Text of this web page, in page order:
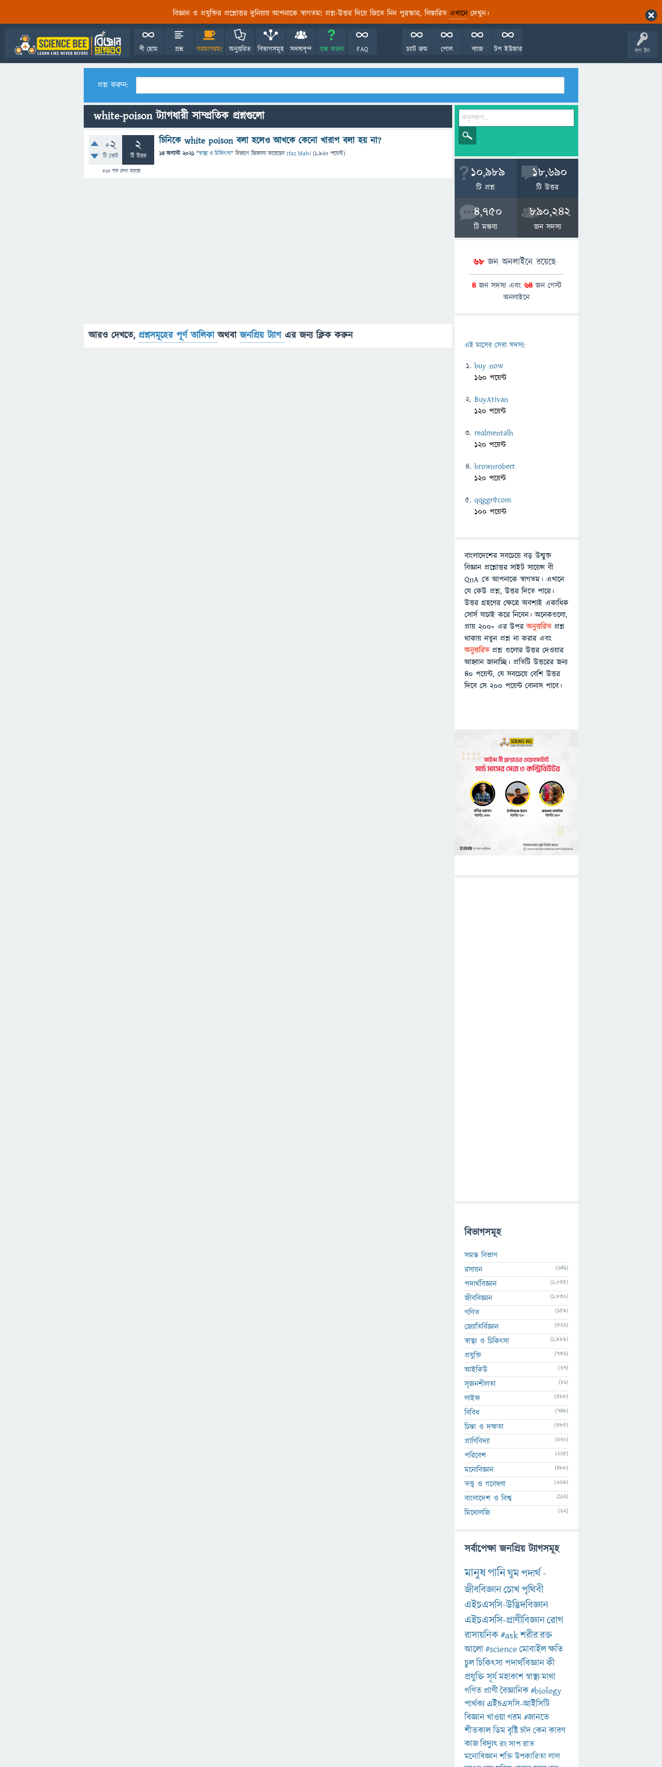
বিজ্ঞান ও প্রযুক্তির প্রশ্নোত্তর দুনিয়ায় আপনাকে স্বাগতম! প্রশ্ন-উত্তর দিয়ে জিতে নিন পুরস্কার, বিস্তারিত এখানেদেখুন।
লগ ইন
বী হোম প্রশ্ন গরমাগরম! অনুত্তরিত বিভাগসমূহ সদস্যবৃন্দ প্রশ্ন করুন FAQ টপ ইউজার
ব্যাজ
পোল
চ্যাট রুম
প্রশ্ন করুন:
white-poison ট্যাগধারী সাম্প্রতিক প্রশ্নগুলো
+2
টি ভোট
2
টি উত্তর
513 বার দেখা হয়েছে
চিনিকে white poison বলা হলেও আখকে কেনো খারাপ বলা হয় না?
14 অগাস্ট 2021 "স্বাস্থ্য ও চিকিৎসা" বিভাগে জিজ্ঞাসাকরেছেনIfaz Mahi (1,920 পয়েন্ট)
আরও দেখতে, প্রশ্নসমূহের পূর্ণ তালিকাঅথবাজনপ্রিয় ট্যাগ এর জন্য ক্লিক করুন
10,989
টি প্রশ্ন
18,690
টি উত্তর
4,750
টি মন্তব্য
890,242
জন সদস্য
68জন অনলাইনে রয়েছে
4জন সদস্য এবং 64জন গেস্ট
অনলাইনে
এই মাসের সেরা সদস্য:
buy now
160 পয়েন্ট
BuyAtivan
120 পয়েন্ট
realmentalh
120 পয়েন্ট
brownrobert
120 পয়েন্ট
qqggr5com
100 পয়েন্ট
বাংলাদেশের সবচেয়ে বড় উন্মুক্ত
বিজ্ঞান প্রশ্নোত্তর সাইট সায়েন্স বী
QnA তে আপনাকে স্বাগতম। এখানে
যে কেউ প্রশ্ন, উত্তর দিতে পারে।
উত্তর গ্রহণের ক্ষেত্রে অবশ্যই একাধিক
সোর্স যাচাই করে নিবেন। অনেকগুলো,
প্রায় ২০০+ এর উপরঅনুত্তরিতপ্রশ্ন
থাকায় নতুন প্রশ্ন না করার এবং
অনুত্তরিত প্রশ্ন গুলোর উত্তর দেওয়ার
আহ্বান জানাচ্ছি। প্রতিটি উত্তরের জন্য
৪০ পয়েন্ট, যে সবচেয়ে বেশি উত্তর
দিবে সে ২০০ পয়েন্ট বোনাস পাবে।
বিভাগসমূহ
সমস্ত বিভাগ
রসায়ন
(641)
পদার্থবিজ্ঞান (1,035)
জীববিজ্ঞান (1,830)
গণিত (159)
জ্যোতির্বিজ্ঞান (526)
স্বাস্থ্য ও চিকিৎসা (1,989)
প্রযুক্তি (736)
আইকিউ (67)
সৃজনশীলতা (81)
লাইফ (388)
বিবিধ (749)
চিন্তা ও দক্ষতা (385)
প্রাণিবিদ্যা (620)
পরিবেশ (225)
মনোবিজ্ঞান (488)
তত্ত্ব ও গবেষণা (669)
বাংলাদেশ ও বিশ্ব (112)
মিথোলজি (62)
সর্বাপেক্ষা জনপ্রিয় ট্যাগসমূহ
মানুষপানিঘুমপদার্থ-
জীববিজ্ঞানচোখপৃথিবী
এইচএসসি-উদ্ভিদবিজ্ঞান
এইচএসসি-প্রাণীবিজ্ঞানরোগ
রাসায়নিক#askশরীররক্ত
আলো#scienceমোবাইলক্ষতি
চুলচিকিৎসাপদার্থবিজ্ঞানকী
প্রযুক্তিসূর্যমহাকাশস্বাস্থ্যমাথা
গণিত প্রাণীবৈজ্ঞানিক#biology
পার্থক্য এইচএসসি-আইসিটি
বিজ্ঞানখাওয়াগরম#জানতে
শীতকালডিমবৃষ্টিচাঁদকেনকারণ
কাজবিদ্যুৎরংসাপরাত
মনোবিজ্ঞানশক্তিউপকারিতালাল